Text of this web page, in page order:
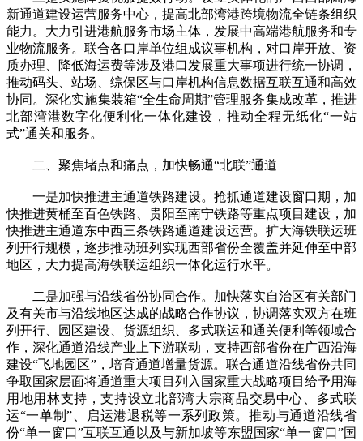
新通道建设运营服务中心，提高北部湾港跨境物流全链条组织
能力。大力引进港航服务市场主体，发展中高端港航服务和专
业物流服务。联合各口岸单位组成议事机构，对口岸开放、资
质办理、降低海运费等涉及港口发展重大事项进行统一协调，
推动码头、站场、综保区与口岸机构信息数据互联互通和高效
协同。深化实施集装箱“全生命周期”管理服务集成改革，推进
北部湾港数字化便利化一体化建设，推动全程无纸化“一站
式”通关和服务。
二、聚焦堵点和痛点，加快畅通“北联”通道
一是加快推进主通道铁路建设。抢抓通道建设窗口期，加
快推进黄桶至百色铁路、贵阳至南宁铁路等重点项目建设，加
快推进主通道东中西三条铁路通道建设运营。扩大海铁联运班
列开行规模，逐步推动班列实现西部省份全覆盖并延伸至中部
地区，大力提高海铁联运组织一体化运行水平。
二是加强与沿线省份协同合作。加快落实自治区有关部门
及有关市与沿线地区达成的战略合作协议，协调落实双方在班
列开行、园区建设、货源组织、多式联运和通关便利等领域合
作，深化通道沿线产业上下游联动，支持西部省份在广西沿海
建设“飞地园区”，培育通道增量货源。联合通道沿线省份共同
争取国家层面将通道重大项目列入国家重大战略项目给予用海
用地用林支持，支持设立北部湾大宗商品交易中心、多式联
运“一单制”、启运港退税等一系列政策。推动与通道沿线省
份“单一窗口”互联互通以及与新加坡等东盟国家“单一窗口”国